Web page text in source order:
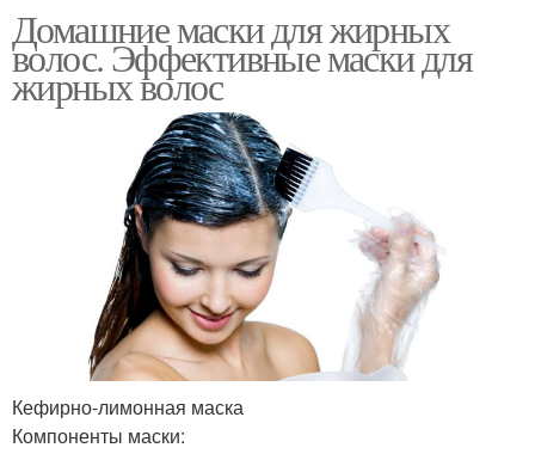
Домашние маски для жирных
волос. Эффективные маски для
жирных волос
Кефирно-лимонная маска
Компоненты маски: